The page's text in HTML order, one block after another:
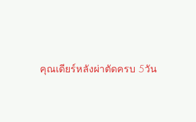
คุณเดียร์หลังผ่าตัดครบ 5วัน